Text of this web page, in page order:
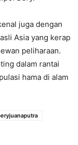
juga dengan
Asia yang kerap
peliharaan.
dalam rantai
hama di alam